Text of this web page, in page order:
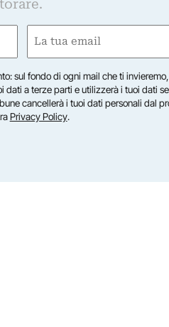
Email
sul fondo di ogni mail che ti
dati a terze parti e utilizzerà i tuoi dati
cancellerà i tuoi dati personali dal
Privacy Policy.